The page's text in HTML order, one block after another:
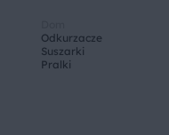
Odkurzacze
Suszarki
Pralki